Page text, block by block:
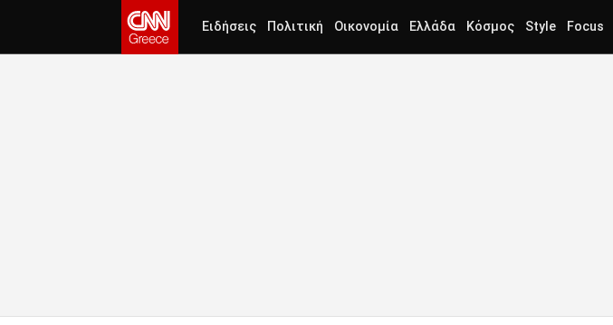
Ειδήσεις Πολιτική Οικονομία Ελλάδα Κόσμος Style Focus